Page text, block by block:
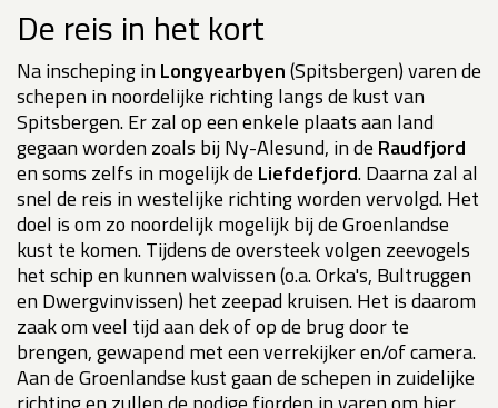
De reis in het kort
Na inscheping in Longyearbyen(Spitsbergen) varen de
schepen in noordelijke richting langs de kust van
Spitsbergen. Er zal op een enkele plaats aan land
gegaan worden zoals bij Ny-Alesund, in de Raudfjord
en soms zelfs in mogelijk de Liefdefjord. Daarna zal al
snel de reis in westelijke richting worden vervolgd. Het
doel is om zo noordelijk mogelijk bij de Groenlandse
kust te komen. Tijdens de oversteek volgen zeevogels
het schip en kunnen walvissen (o.a. Orka's, Bultruggen
en Dwergvinvissen) het zeepad kruisen. Het is daarom
zaak om veel tijd aan dek of op de brug door te
brengen, gewapend met een verrekijker en/of camera.
Aan de Groenlandse kust gaan de schepen in zuidelijke